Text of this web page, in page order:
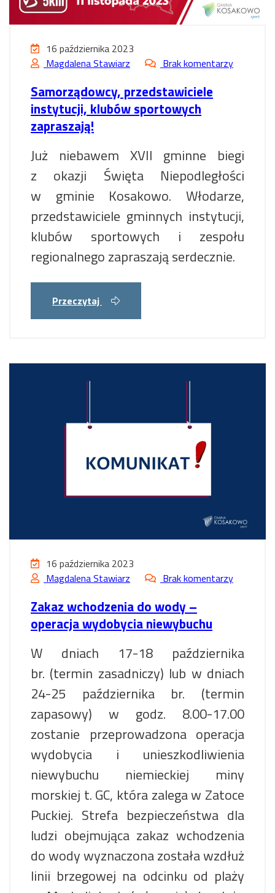
16 października 2023
Magdalena Stawiarz
Brak komentarzy
Samorządowcy, przedstawiciele
instytucji, klubów sportowych
zapraszają!
Już niebawem XVII gminne biegi
z okazji Święta Niepodległości
w gminie Kosakowo. Włodarze,
przedstawiciele gminnych instytucji,
klubów sportowych i zespołu
regionalnego zapraszają serdecznie.
Przeczytaj
16 października 2023
Magdalena Stawiarz
Brak komentarzy
Zakaz wchodzenia do wody –
operacja wydobycia niewybuchu
W dniach 17-18 października
br. (termin zasadniczy) lub w dniach
24-25 października br. (termin
zapasowy) w godz. 8.00-17.00
zostanie przeprowadzona operacja
wydobycia i unieszkodliwienia
niewybuchu niemieckiej miny
morskiej t. GC, która zalega w Zatoce
Puckiej. Strefa bezpieczeństwa dla
ludzi obejmująca zakaz wchodzenia
do wody wyznaczona została wzdłuż
linii brzegowej na odcinku od plaży